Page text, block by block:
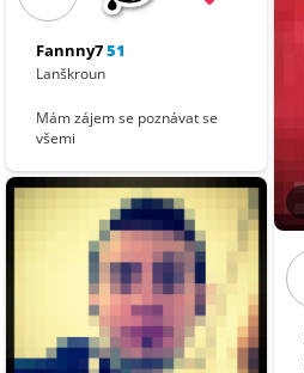
Fannny751
Lanškroun
Mám zájem se poznávat se
všemi